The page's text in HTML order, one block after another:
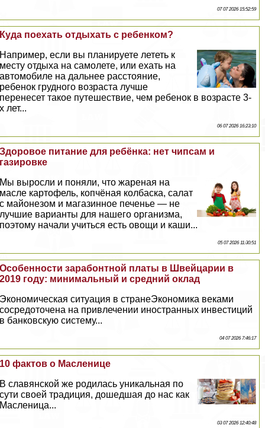
07 07 2026 15:52:59
Куда поехать отдыхать с ребенком?
Например, если вы планируете лететь к
месту отдыха на самолете, или ехать на
автомобиле на дальнее расстояние,
ребенок грудного возраста лучше
перенесет такое путешествие, чем ребенок в возрасте 3-
х лет...
06 07 2026 16:23:10
Здоровое питание для ребёнка: нет чипсам и
газировке
Мы выросли и поняли, что жареная на
масле картофель, копчёная колбаска, салат
с майонезом и магазинное печенье — не
лучшие варианты для нашего организма,
поэтому начали учиться есть овощи и каши...
05 07 2026 11:30:51
Особенности зарабонтной платы в Швейцарии в
2019 году: минимальный и средний оклад
Экономическая ситуация в странеЭкономика веками
сосредоточена на привлечении иностранных инвестиций
в банковскую систему...
04 07 2026 7:46:17
10 фактов о Масленице
В славянской же родилась уникальная по
сути своей традиция, дошедшая до нас как
Масленица...
03 07 2026 12:40:48